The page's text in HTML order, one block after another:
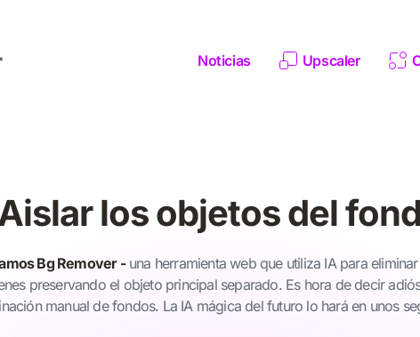
Noticias Upscaler
los objetos del
Bg Remover - una herramienta web que utiliza IA para
preservando el objeto principal separado. Es hora de decir
manual de fondos. La IA mágica del futuro lo hará en unos